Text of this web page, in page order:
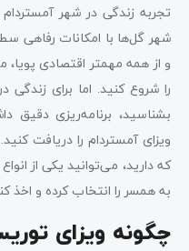
تجربه زندگی در شهر
شهر گل‌ها با امکانات رفاهی
و از همه مهمتر اقتصادی
را شروع کنید. اما برای
بشناسید، برنامه‌ریزی دقیق
ویزای آمستردام را دریافت
که دارید، می‌توانید یکی از
به همسر را انتخاب کرده و اخذ
چگونه ویزای